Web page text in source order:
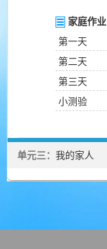
家庭作业
第一天
第二天
第三天
小测验
单元三： 我的家人